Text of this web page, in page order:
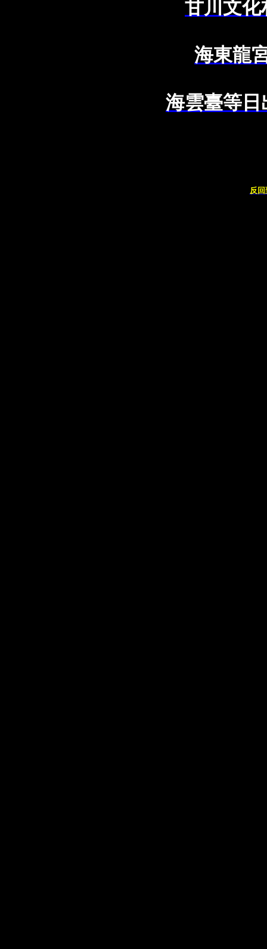
甘川文化
海東龍
海雲臺等日
反